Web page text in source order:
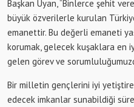
Başkan Uyan, “Binlerce şehit
büyük özverilerle kurulan
emanettir. Bu değerli emaneti
korumak, gelecek kuşaklara en
gelen görev ve
Bir milletin gençlerini iyi
edecek imkanlar sunabildiği